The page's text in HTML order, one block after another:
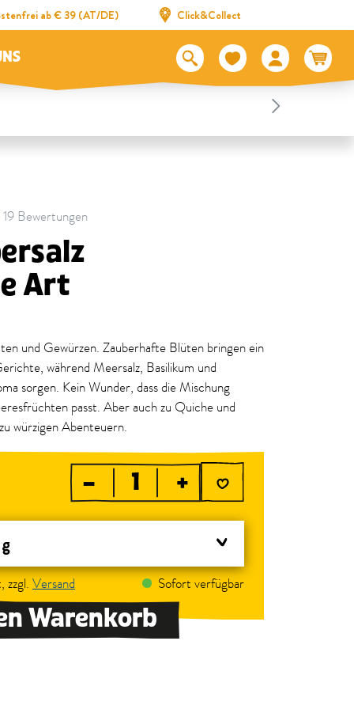
ab € 39 (AT/DE) Click&Collect
Bewertungen
Art
und Gewürzen. Zauberhafte Blüten bringen ein
während Meersalz, Basilikum und
sorgen. Kein Wunder, dass die Mischung
passt. Aber auch zu Quiche und
würzigen Abenteuern.
– +
zzgl. Versand Sofort verfügbar
Warenkorb